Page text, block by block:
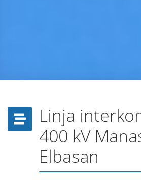
Linja
400 kV
Elbasan